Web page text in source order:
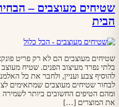
שטיחים מעוצבים –
הבית
שטיחים מעוצבים הם לא רק פריט
בלתי נפרד מעיצוב הפנים. שטיח
להוסיף צבע ועניין, ולחבר את כל
לבחור שטיחים מעוצבים שמתאימים
ומהם הטיפים החשובים ביותר לשמירה
את המוצרים […]